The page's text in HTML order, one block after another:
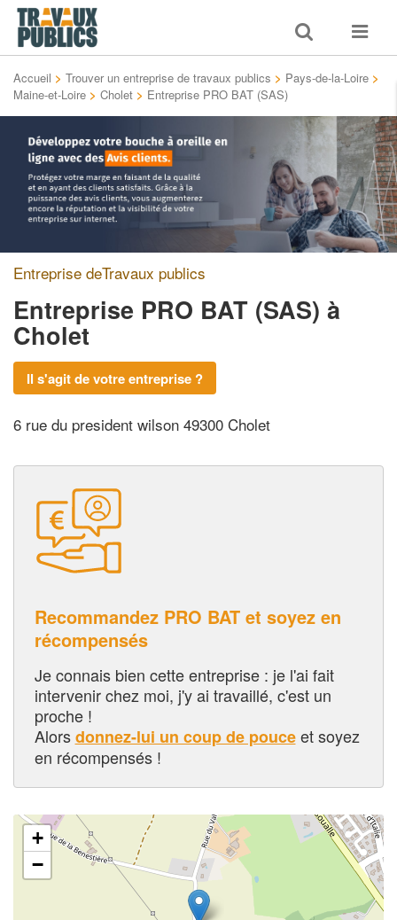
Toggle
search
Toggle
Accueil > Trouver un entreprise de travaux publics > Pays-de-la-Loire >
Maine-et-Loire > Cholet > Entreprise PRO BAT (SAS)
Entreprise deTravaux publics
Entreprise PRO BAT (SAS) à
Cholet
Il s'agit de votre entreprise ?
6 rue du president wilson 49300 Cholet
Recommandez PRO BAT et soyez en
récompensés
Je connais bien cette entreprise : je l'ai fait
intervenir chez moi, j'y ai travaillé, c'est un
proche !
Alorsdonnez-lui un coup de pouceet soyez
en récompensés !
+
−